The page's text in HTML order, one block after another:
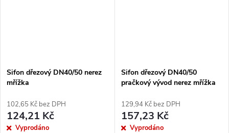
Sifon dřezový DN40/50 nerez
mřížka
102,65 Kč bez DPH
124,21 Kč
Vyprodáno
Sifon dřezový DN40/50
pračkový vývod nerez mřížka
129,94 Kč bez DPH
157,23 Kč
Vyprodáno